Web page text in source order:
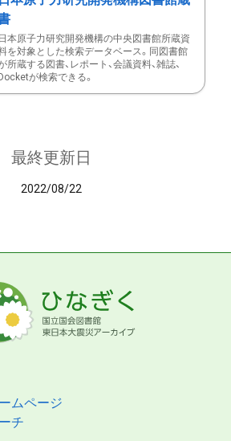
日本原子力研究開発機構の中央図書館所蔵資
を対象とした検索データベース。同図書館
所蔵する図書、レポート、会議資料、雑誌、
Docketが検索できる。
最終更新日
2022/08/22
ムページ
チ